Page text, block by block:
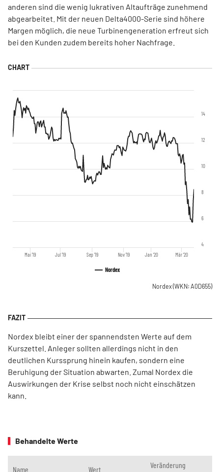
anderen sind die wenig lukrativen Altaufträge zunehmend
abgearbeitet. Mit der neuen Delta4000-Serie sind höhere
Margen möglich, die neue Turbinengeneration erfreut sich
bei den Kunden zudem bereits hoher Nachfrage.
Nordex
Mai '19 Jul '19 Sep '19 Nov '19 Jan '20 Mär '20
4
6
8
10
12
14
Nordex(WKN: A0D655)
Nordex bleibt einer der spannendsten Werte auf dem
Kurszettel. Anleger sollten allerdings nicht in den
deutlichen Kurssprung hinein kaufen, sondern eine
Beruhigung der Situation abwarten. Zumal Nordex die
Auswirkungen der Krise selbst noch nicht einschätzen
kann.
Behandelte Werte
Name Wert Veränderung